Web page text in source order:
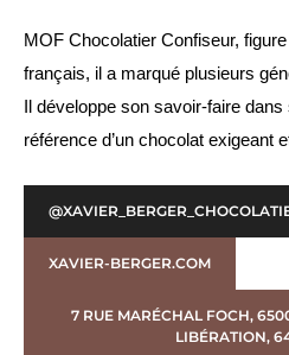
MOF Chocolatier Confiseur,
français, il a marqué plusieurs
Il développe son savoir-faire
référence d’un chocolat exigeant
XAVIER-BERGER.COM
7 RUE MARÉCHAL FOCH,
LIBÉRATION,